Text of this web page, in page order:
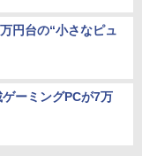
円台の“小さなピュ
ーミングPCが7万